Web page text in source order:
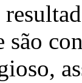
são